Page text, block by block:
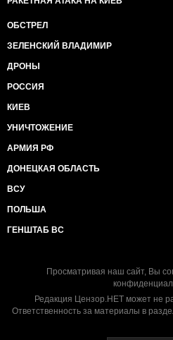
ОБСТРЕЛ
ЗЕЛЕНСКИЙ ВЛАДИМИР
ДРОНЫ
РОССИЯ
КИЕВ
УНИЧТОЖЕНИЕ
АРМИЯ РФ
ДОНЕЦКАЯ ОБЛАСТЬ
ВСУ
ПОЛЬША
ГЕНШТАБ ВС
Просматривая наш сайт, Вы
Редакция Цензор.НЕТ может не
Ответственность за материалы в